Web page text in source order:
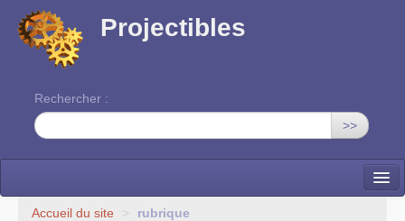
Projectibles
Rechercher :
>>
La ruche
Accueil du site > rubrique